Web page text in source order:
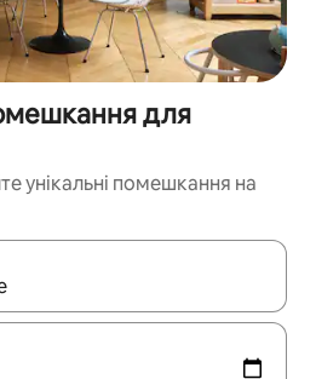
для
унікальні помешкання на
використовуйте для